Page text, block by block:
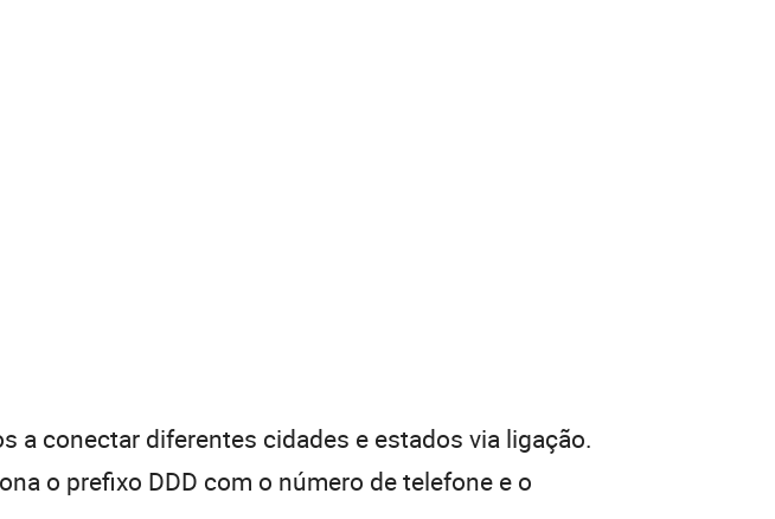
a conectar diferentes cidades e estados via ligação.
o prefixo DDD com o número de telefone e o